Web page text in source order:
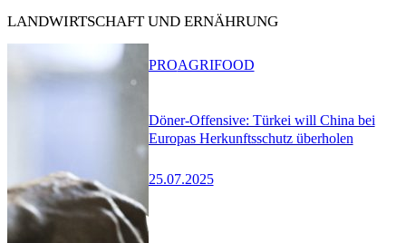
LANDWIRTSCHAFT UND ERNÄHRUNG
Döner-Offensive: Türkei will China bei
Europas Herkunftsschutz überholen
25.07.2025
PROAGRIFOOD